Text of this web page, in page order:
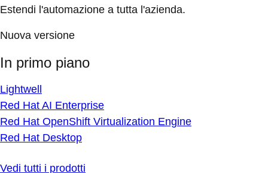
Estendi l'automazione a tutta l'azienda.
Nuova versione
In primo piano
Lightwell
Red Hat AI Enterprise
Red Hat OpenShift Virtualization Engine
Red Hat Desktop
Vedi tutti i prodotti